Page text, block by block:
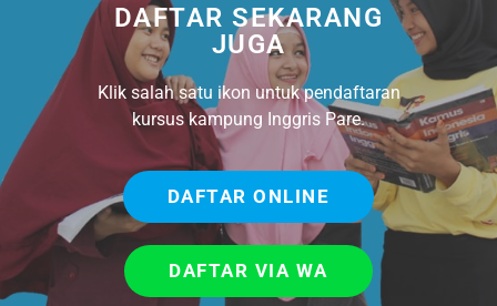
DAFTAR SEKARANG
JUGA
Klik salah satu ikon untuk pendaftaran
kursus kampung Inggris Pare.
DAFTAR ONLINE
DAFTAR VIA WA